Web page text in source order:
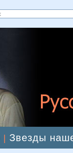
Звезды